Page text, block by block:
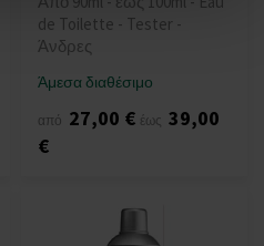
de Toilette - Tester -
Άνδρες
Άμεσα διαθέσιμο
από 27,00 € έως 39,00
€